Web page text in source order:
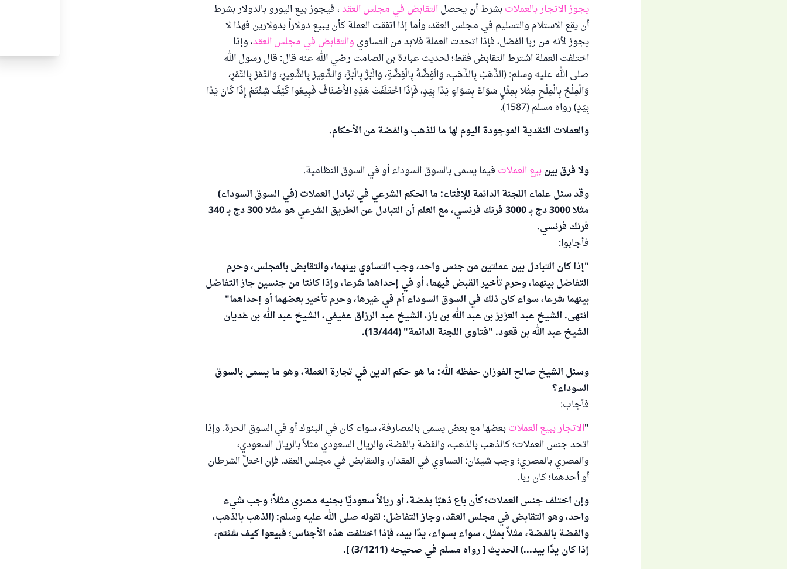
يجوز الاتجار بالعملاتبشرط أن يحصلالتقابض في مجلس العقد، فيجوز بيع اليورو بالدولار بشرط
أن يقع الاستلام والتسليم في مجلس العقد، وأما إذا اتفقت العملة كأن يبيع دولاراً بدولارين فهذا لا
يجوز لأنه من ربا الفضل، فإذا اتحدت العملة فلابد من التساوي والتقابض في مجلس العقد، وإذا
اختلفت العملة اشترط التقابض فقط؛ لحديث عبادة بن الصامت رضي الله عنه قال: قال رسول الله
صلى الله عليه وسلم: (الذَّهَبُ بِالذَّهَبِ، وَالْفِضَّةُ بِالْفِضَّةِ، وَالْبُرُّ بِالْبُرِّ، وَالشَّعِيرُ بِالشَّعِيرِ، وَالتَّمْرُ بِالتَّمْرِ،
وَالْمِلْحُ بِالْمِلْحِ مِثْلا بِمِثْلٍ سَوَاءً بِسَوَاءٍ يَدًا بِيَدٍ، فَإِذَا اخْتَلَفَتْ هَذِهِ الأَصْنَافُ فَبِيعُوا كَيْفَ شِئْتُمْ إِذَا كَانَ يَدًا
بِيَدٍ) رواه مسلم (1587).
والعملات النقدية الموجودة اليوم لها ما للذهب والفضة من الأحكام.
ولا فرق بينبيع العملات فيما يسمى بالسوق السوداء أو في السوق النظامية.
وقد سئل علماء اللجنة الدائمة للإفتاء: ما الحكم الشرعي في تبادل العملات (في السوق السوداء)
مثلا 3000 دج بـ 3000 فرنك فرنسي، مع العلم أن التبادل عن الطريق الشرعي هو مثلا 300 دج بـ 340
فرنك فرنسي.
فأجابوا:
"إذا كان التبادل بين عملتين من جنس واحد، وجب التساوي بينهما، والتقابض بالمجلس، وحرم
التفاضل بينهما، وحرم تأخير القبض فيهما، أو في إحداهما شرعا، وإذا كانتا من جنسين جاز التفاضل
بينهما شرعا، سواء كان ذلك في السوق السوداء أم في غيرها، وحرم تأخير بعضهما أو إحداهما"
انتهى. الشيخ عبد العزيز بن عبد الله بن باز، الشيخ عبد الرزاق عفيفي، الشيخ عبد الله بن غديان
الشيخ عبد الله بن قعود. "فتاوى اللجنة الدائمة" (13/444).
وسئل الشيخ صالح الفوزان حفظه الله: ما هو حكم الدين في تجارة العملة، وهو ما يسمى بالسوق
السوداء؟
فأجاب:
"الاتجار ببيع العملاتبعضها مع بعض يسمى بالمصارفة، سواء كان في البنوك أو في السوق الحرة. وإذا
اتحد جنس العملات؛ كالذهب بالذهب، والفضة بالفضة، والريال السعودي مثلاً بالريال السعودي،
والمصري بالمصري؛ وجب شيئان: التساوي في المقدار، والتقابض في مجلس العقد. فإن اختلَّ الشرطان
أو أحدهما؛ كان ربا.
وإن اختلف جنس العملات؛ كأن باع ذهبًا بفضة، أو ريالاً سعوديًا بجنيه مصري مثلاً؛ وجب شيء
واحد، وهو التقابض في مجلس العقد، وجاز التفاضل؛ لقوله صلى الله عليه وسلم: (الذهب بالذهب،
والفضة بالفضة، مثلاً بمثل، سواء بسواء، يدًا بيد، فإذا اختلفت هذه الأجناس؛ فبيعوا كيف شئتم،
إذا كان يدًا بيد...) الحديث [ رواه مسلم في صحيحه (3/1211) ].